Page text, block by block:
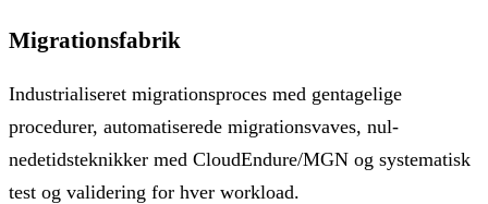
Migrationsfabrik
Industrialiseret migrationsproces med gentagelige
procedurer, automatiserede migrationsvaves, nul-
nedetidsteknikker med CloudEndure/MGN og systematisk
test og validering for hver workload.